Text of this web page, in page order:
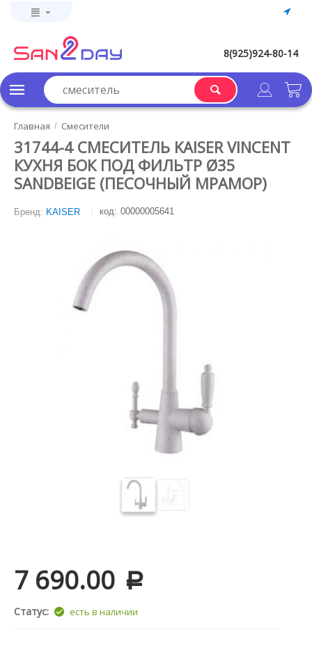
8(925)924-80-14
Главная / Смесители
31744-4 СМЕСИТЕЛЬ KAISER VINCENT
КУХНЯ БОК ПОД ФИЛЬТР Ø35
SANDBEIGE (ПЕСОЧНЫЙ МРАМОР)
Бренд: KAISER код: 00000005641
7 690.00 Р
Статус: есть в наличии